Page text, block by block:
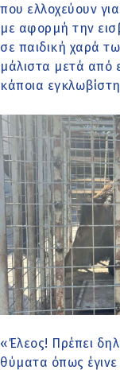
που ελλοχεύουν
με αφορμή την
σε παιδική χαρά
μάλιστα μετά από
κάποια
«Έλεος! Πρέπει
θύματα όπως